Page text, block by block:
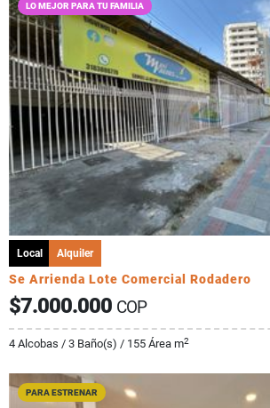
LO MEJOR PARA TU FAMILIA
Local Alquiler
Se Arrienda Lote Comercial Rodadero
$7.000.000 COP
4 Alcobas / 3 Baño(s) / 155 Área m2
PARA ESTRENAR